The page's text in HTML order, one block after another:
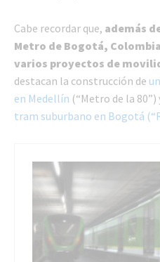
Cabe recordar que, además
Metro de Bogotá,
varios proyectos de
destacan la construcción de
en Medellín (“Metro de la 80”)
tram suburbano en Bogotá